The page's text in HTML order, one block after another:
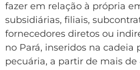
fazer em relação à própria
subsidiárias, filiais,
fornecedores diretos ou
no Pará, inseridos na cadeia
pecuária, a partir de mais de